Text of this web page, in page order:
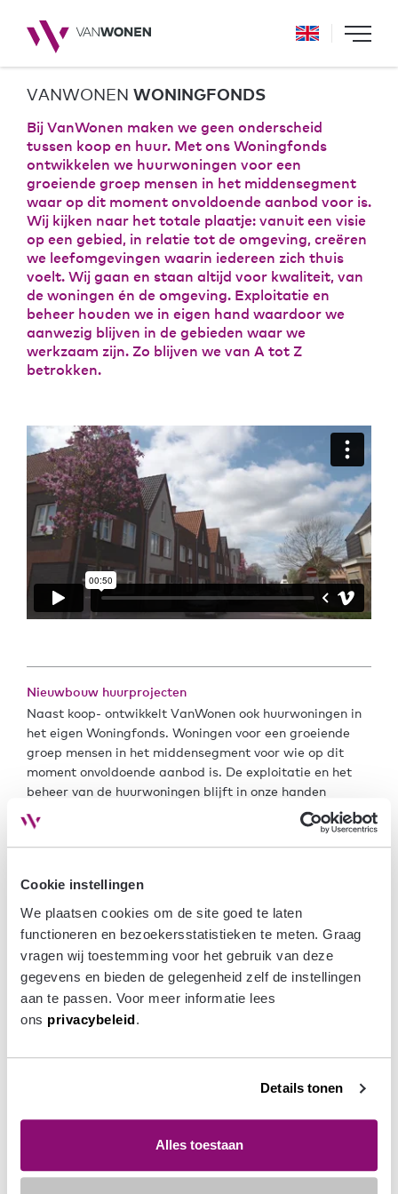
Cookie instellingen
We plaatsen cookies om de site goed te laten
functioneren en bezoekersstatistieken te meten. Graag
vragen wij toestemming voor het gebruik van deze
gegevens en bieden de gelegenheid zelf de instellingen
aan te passen. Voor meer informatie lees
ons privacybeleid.
Details tonen
Alles toestaan
VANWONEN WONINGFONDS
Bij VanWonen maken we geen onderscheid
tussen koop en huur. Met ons Woningfonds
ontwikkelen we huurwoningen voor een
groeiende groep mensen in het middensegment
waar op dit moment onvoldoende aanbod voor is.
Wij kijken naar het totale plaatje: vanuit een visie
op een gebied, in relatie tot de omgeving, creëren
we leefomgevingen waarin iedereen zich thuis
voelt. Wij gaan en staan altijd voor kwaliteit, van
de woningen én de omgeving. Exploitatie en
beheer houden we in eigen hand waardoor we
aanwezig blijven in de gebieden waar we
werkzaam zijn. Zo blijven we van A tot Z
betrokken.
Nieuwbouw huurprojecten
Naast koop- ontwikkelt VanWonen ook huurwoningen in
het eigen Woningfonds. Woningen voor een groeiende
groep mensen in het middensegment voor wie op dit
moment onvoldoende aanbod is. De exploitatie en het
beheer van de huurwoningen blijft in onze handen
waardoor we ook na oplevering verbonden blijven in de
gebieden waar we werkzaam zijn. Zo zijn we van A tot Z
betrokken.
Met behulp van ons Woningfonds kunnen we ook de
zekerheid vergroten dat projecten doorgaan en slagen.
Bijvoorbeeld in gebieden die potentie hebben maar
waar de start niet vanzelf gaat. Door daar eerst
huurwoningen te ontwikkelen, creëren we vertrouwen
voor het vervolg én gaan we een langdurig commitment
aan.
Bekijk onze huurprojecten
hand waardoor we ook na oplevering verbonden blijven